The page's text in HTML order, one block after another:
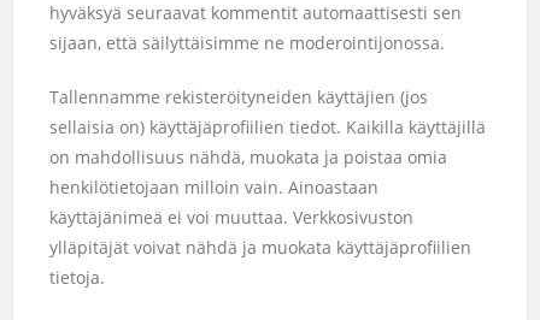
hyväksyä seuraavat kommentit automaattisesti sen
sijaan, että säilyttäisimme ne moderointijonossa.
Tallennamme rekisteröityneiden käyttäjien (jos
sellaisia on) käyttäjäprofiilien tiedot. Kaikilla käyttäjillä
on mahdollisuus nähdä, muokata ja poistaa omia
henkilötietojaan milloin vain. Ainoastaan
käyttäjänimeä ei voi muuttaa. Verkkosivuston
ylläpitäjät voivat nähdä ja muokata käyttäjäprofiilien
tietoja.